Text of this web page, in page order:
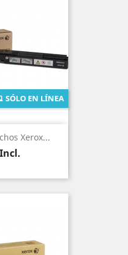
Xerox...
SÓLO EN LÍNEA